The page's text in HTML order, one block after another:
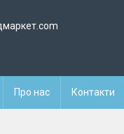
Про нас Контакти